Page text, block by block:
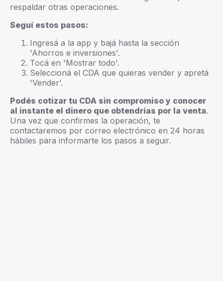
respaldar otras operaciones.
Seguí estos pasos:
Ingresá a la app y bajá hasta la sección
'Ahorros e inversiones'.
Tocá en 'Mostrar todo'.
Seleccioná el CDA que quieras vender y apretá
'Vender'.
Podés cotizar tu CDA sin compromiso y conocer
al instante el dinero que obtendrías por la venta.
Una vez que confirmes la operación, te
contactaremos por correo electrónico en 24 horas
hábiles para informarte los pasos a seguir.